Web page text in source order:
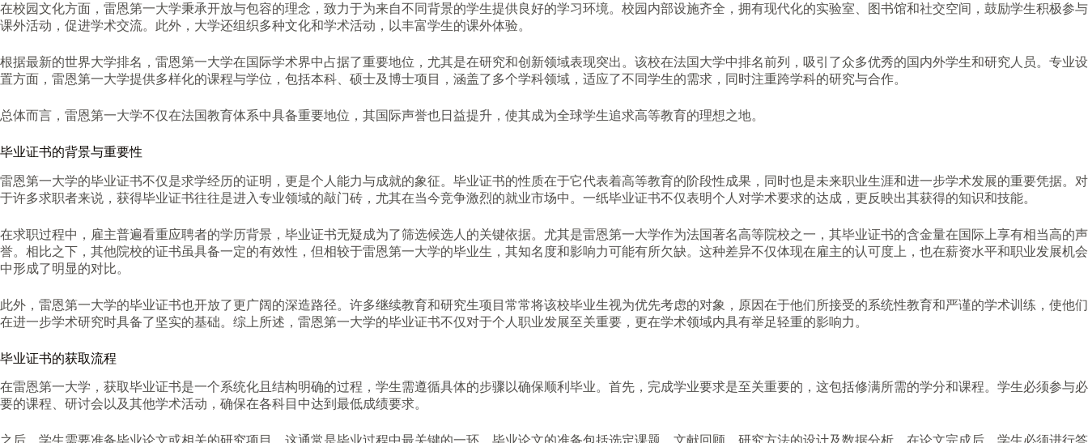
在校园文化方面，雷恩第一大学秉承开放与包容的理念，致力于为来自不同背景的学生提供良好的学习环境。校园内部设施齐全，拥有现代化的实验室、图书馆和社交空间，鼓励学生积极参与
课外活动，促进学术交流。此外，大学还组织多种文化和学术活动，以丰富学生的课外体验。
根据最新的世界大学排名，雷恩第一大学在国际学术界中占据了重要地位，尤其是在研究和创新领域表现突出。该校在法国大学中排名前列，吸引了众多优秀的国内外学生和研究人员。专业设
置方面，雷恩第一大学提供多样化的课程与学位，包括本科、硕士及博士项目，涵盖了多个学科领域，适应了不同学生的需求，同时注重跨学科的研究与合作。
总体而言，雷恩第一大学不仅在法国教育体系中具备重要地位，其国际声誉也日益提升，使其成为全球学生追求高等教育的理想之地。
毕业证书的背景与重要性
雷恩第一大学的毕业证书不仅是求学经历的证明，更是个人能力与成就的象征。毕业证书的性质在于它代表着高等教育的阶段性成果，同时也是未来职业生涯和进一步学术发展的重要凭据。对
于许多求职者来说，获得毕业证书往往是进入专业领域的敲门砖，尤其在当今竞争激烈的就业市场中。一纸毕业证书不仅表明个人对学术要求的达成，更反映出其获得的知识和技能。
在求职过程中，雇主普遍看重应聘者的学历背景，毕业证书无疑成为了筛选候选人的关键依据。尤其是雷恩第一大学作为法国著名高等院校之一，其毕业证书的含金量在国际上享有相当高的声
誉。相比之下，其他院校的证书虽具备一定的有效性，但相较于雷恩第一大学的毕业生，其知名度和影响力可能有所欠缺。这种差异不仅体现在雇主的认可度上，也在薪资水平和职业发展机会
中形成了明显的对比。
此外，雷恩第一大学的毕业证书也开放了更广阔的深造路径。许多继续教育和研究生项目常常将该校毕业生视为优先考虑的对象，原因在于他们所接受的系统性教育和严谨的学术训练，使他们
在进一步学术研究时具备了坚实的基础。综上所述，雷恩第一大学的毕业证书不仅对于个人职业发展至关重要，更在学术领域内具有举足轻重的影响力。
毕业证书的获取流程
在雷恩第一大学，获取毕业证书是一个系统化且结构明确的过程，学生需遵循具体的步骤以确保顺利毕业。首先，完成学业要求是至关重要的，这包括修满所需的学分和课程。学生必须参与必
要的课程、研讨会以及其他学术活动，确保在各科目中达到最低成绩要求。